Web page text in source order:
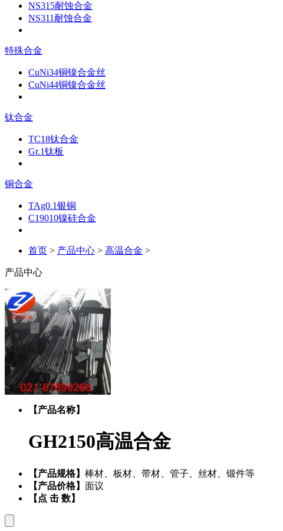
NS315耐蚀合金
NS311耐蚀合金
特殊合金
CuNi34铜镍合金丝
CuNi44铜镍合金丝
钛合金
TC18钛合金
Gr.1钛板
铜合金
TAg0.1银铜
C19010镍硅合金
首页 > 产品中心 > 高温合金 >
产品中心
【产品名称】
GH2150高温合金
【产品规格】 棒材、板材、带材、管子、丝材、锻件等
【产品价格】 面议
【点 击 数】